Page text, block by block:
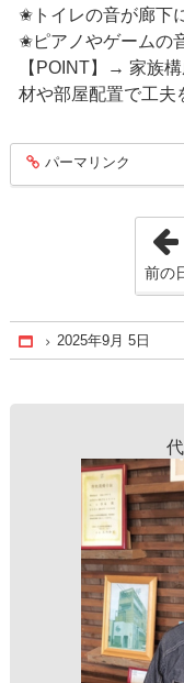
✬トイレの音が廊下
✬ピアノやゲームの
【POINT】→ 家族
材や部屋配置で工夫
entry371
パーマリンク
前の
Home
2025年9月 5日